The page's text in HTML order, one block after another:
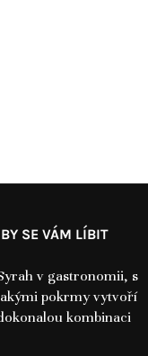
SE VÁM LÍBIT
v gastronomii, s
pokrmy vytvoří
kombinaci